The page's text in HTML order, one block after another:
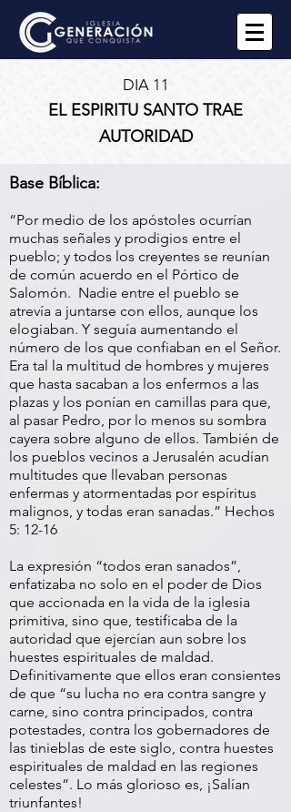
DIA 11
EL ESPIRITU SANTO TRAE
AUTORIDAD
Base Bíblica:
“Por medio de los apóstoles ocurrían
muchas señales y prodigios entre el
pueblo; y todos los creyentes se reunían
de común acuerdo en el Pórtico de
Salomón. Nadie entre el pueblo se
atrevía a juntarse con ellos, aunque los
elogiaban. Y seguía aumentando el
número de los que confiaban en el Señor.
Era tal la multitud de hombres y mujeres
que hasta sacaban a los enfermos a las
plazas y los ponían en camillas para que,
al pasar Pedro, por lo menos su sombra
cayera sobre alguno de ellos. También de
los pueblos vecinos a Jerusalén acudían
multitudes que llevaban personas
enfermas y atormentadas por espíritus
malignos, y todas eran sanadas.” Hechos
5: 12-16
La expresión “todos eran sanados”,
enfatizaba no solo en el poder de Dios
que accionada en la vida de la iglesia
primitiva, sino que, testificaba de la
autoridad que ejercían aun sobre los
huestes espirituales de maldad.
Definitivamente que ellos eran consientes
de que “su lucha no era contra sangre y
carne, sino contra principados, contra
potestades, contra los gobernadores de
las tinieblas de este siglo, contra huestes
espirituales de maldad en las regiones
celestes”. Lo más glorioso es, ¡Salían
triunfantes!